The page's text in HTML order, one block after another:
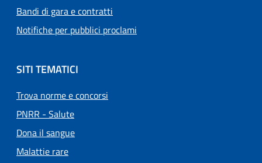
Bandi di gara e contratti
Notifiche per pubblici proclami
SITI TEMATICI
Trova norme e concorsi
PNRR - Salute
Dona il sangue
Malattie rare